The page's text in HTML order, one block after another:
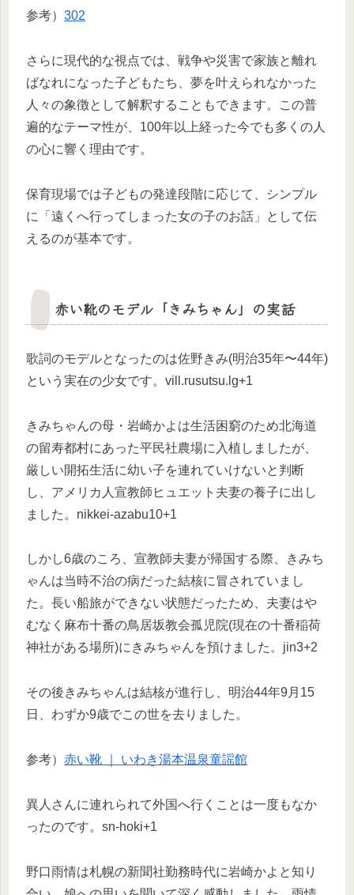
参考） 302
さらに現代的な視点では、戦争や災害で家族と離れ
ばなれになった子どもたち、夢を叶えられなかった
人々の象徴として解釈することもできます。この普
遍的なテーマ性が、100年以上経った今でも多くの人
の心に響く理由です。
保育現場では子どもの発達段階に応じて、シンプル
に「遠くへ行ってしまった女の子のお話」として伝
えるのが基本です。
赤い靴のモデル「きみちゃん」の実話
歌詞のモデルとなったのは佐野きみ(明治35年〜44年)
という実在の少女です。vill.rusutsu.lg+1
きみちゃんの母・岩崎かよは生活困窮のため北海道
の留寿都村にあった平民社農場に入植しましたが、
厳しい開拓生活に幼い子を連れていけないと判断
し、アメリカ人宣教師ヒュエット夫妻の養子に出し
ました。nikkei-azabu10+1
しかし6歳のころ、宣教師夫妻が帰国する際、きみち
ゃんは当時不治の病だった結核に冒されていまし
た。長い船旅ができない状態だったため、夫妻はや
むなく麻布十番の鳥居坂教会孤児院(現在の十番稲荷
神社がある場所)にきみちゃんを預けました。jin3+2
その後きみちゃんは結核が進行し、明治44年9月15
日、わずか9歳でこの世を去りました。
参考） 赤い靴 ｜ いわき湯本温泉童謡館
異人さんに連れられて外国へ行くことは一度もなか
ったのです。sn-hoki+1
野口雨情は札幌の新聞社勤務時代に岩崎かよと知り